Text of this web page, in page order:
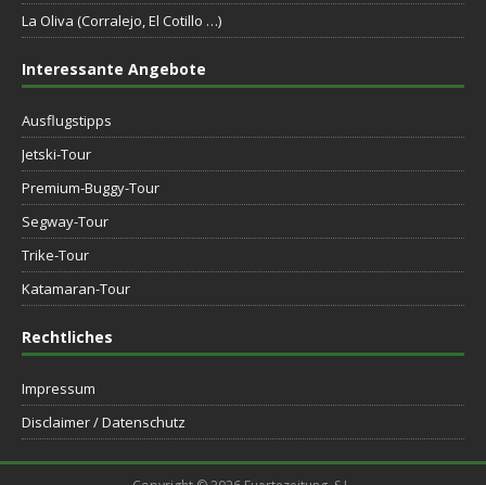
La Oliva (Corralejo, El Cotillo …)
Interessante Angebote
Ausflugstipps
Jetski-Tour
Premium-Buggy-Tour
Segway-Tour
Trike-Tour
Katamaran-Tour
Rechtliches
Impressum
Disclaimer / Datenschutz